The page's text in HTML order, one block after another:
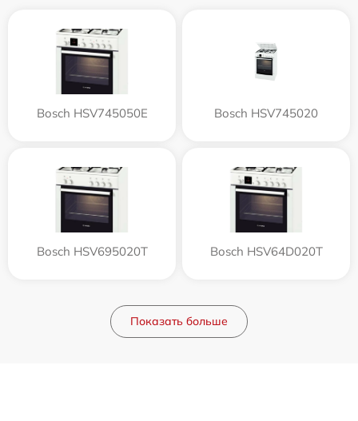
Bosch HSV745050E Bosch HSV745020
Bosch HSV695020T Bosch HSV64D020T
Показать больше